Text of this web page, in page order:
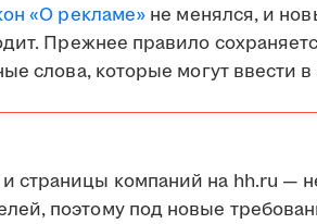
«О рекламе» не менялся, и
Прежнее правило
слова, которые могут ввести
страницы компаний на hh.ru —
поэтому под новые